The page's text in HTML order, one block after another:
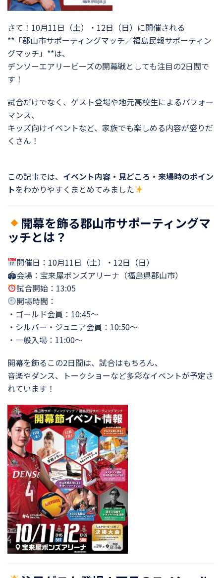
さて！10月11日（土）・12日（日）に開催される
**「郡山市サポーティングマッチ／福島民報サポーティン
グマッチ」**は、
デンソーエアリービーズの開幕戦としても注目の2日間で
す！
試合だけでなく、ゲスト登場や地元高校生によるパフォー
マンス、
キッズ向けイベントなど、家族でも楽しめる内容が盛りだ
くさん！
この記事では、 イベント内容・見どころ・来場時のポイン
トをわかりやすくまとめてみました
開幕を飾る郡山市サポーティングマ
ッチとは？
開催日：10月11日（土）・12日（日）
🏟会場：宝来屋ボンズアリーナ（福島県郡山市）
試合開始：13:05
開場時間：
・ゴールド会員：10:45～
・シルバー・ジュニア会員：10:50～
・一般入場：11:00～
開幕を飾るこの2日間は、試合はもちろん、
音楽やダンス、トークショーなど多彩なイベントが予定さ
れています！